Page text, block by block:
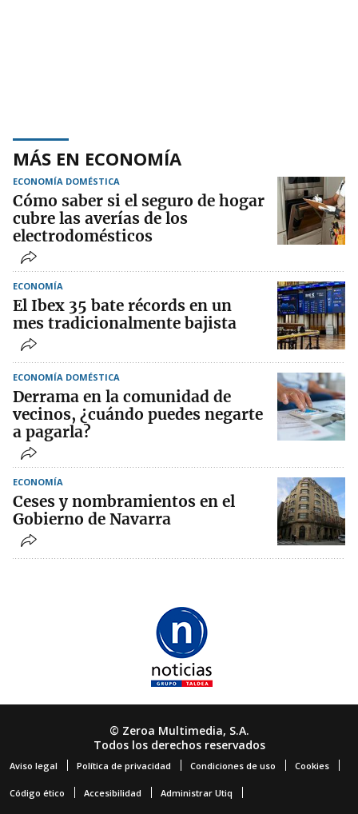
MÁS EN ECONOMÍA
ECONOMÍA DOMÉSTICA
Cómo saber si el seguro de hogar
cubre las averías de los
electrodomésticos
ECONOMÍA
El Ibex 35 bate récords en un
mes tradicionalmente bajista
ECONOMÍA DOMÉSTICA
Derrama en la comunidad de
vecinos, ¿cuándo puedes negarte
a pagarla?
ECONOMÍA
Ceses y nombramientos en el
Gobierno de Navarra
© Zeroa Multimedia, S.A.
Todos los derechos reservados
Aviso legal Política de privacidad Condiciones de uso Cookies
Código ético Accesibilidad Administrar Utiq